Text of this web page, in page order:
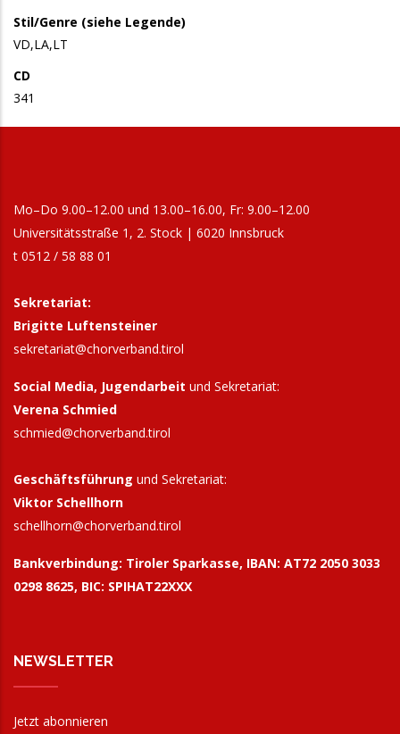
Stil/Genre (siehe Legende)
VD,LA,LT
CD
341
Mo–Do 9.00–12.00 und 13.00–16.00, Fr: 9.00–12.00
Universitätsstraße 1, 2. Stock | 6020 Innsbruck
t 0512 / 58 88 01
Sekretariat:
Brigitte Luftensteiner
sekretariat@chorverband.tirol
Social Media, Jugendarbeit und Sekretariat:
Verena Schmied
schmied@chorverband.tirol
Geschäftsführung und Sekretariat:
Viktor Schellhorn
schellhorn@chorverband.tirol
Bankverbindung: Tiroler Sparkasse, IBAN: AT72 2050 3033
0298 8625, BIC: SPIHAT22XXX
NEWSLETTER
Jetzt abonnieren